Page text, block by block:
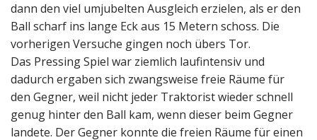
dann den viel umjubelten Ausgleich erzielen, als er den
Ball scharf ins lange Eck aus 15 Metern schoss. Die
vorherigen Versuche gingen noch übers Tor.
Das Pressing Spiel war ziemlich laufintensiv und
dadurch ergaben sich zwangsweise freie Räume für
den Gegner, weil nicht jeder Traktorist wieder schnell
genug hinter den Ball kam, wenn dieser beim Gegner
landete. Der Gegner konnte die freien Räume für einen